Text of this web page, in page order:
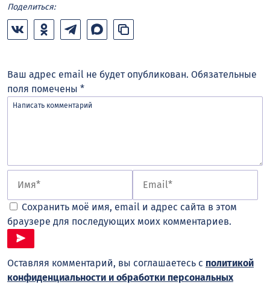
Поделиться:
Ваш адрес email не будет опубликован. Обязательные
поля помечены *
Сохранить моё имя, email и адрес сайта в этом
браузере для последующих моих комментариев.
Оставляя комментарий, вы соглашаетесь с политикой
конфиденциальности и обработки персональных